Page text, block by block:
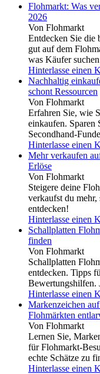
Flohmarkt: Was
2026
Von Flohmarkt
Entdecken Sie die
gut auf dem
was Käufer
Hinterlasse einen
Nachhaltig
schont Ressourcen
Von Flohmarkt
Erfahren Sie, wie
einkaufen. Sparen
Secondhand-
Hinterlasse einen
Mehr verkaufen
Erlöse
Von Flohmarkt
Steigere deine
verkaufst du mehr,
entdecken!
Hinterlasse einen
Schallplatten
finden
Von Flohmarkt
Schallplatten
entdecken. Tipps
Bewertungshilfen.
Hinterlasse einen
Markenzeichen
Flohmärkten
Von Flohmarkt
Lernen Sie,
für Flohmarkt-
echte Schätze zu
Hinterlasse einen